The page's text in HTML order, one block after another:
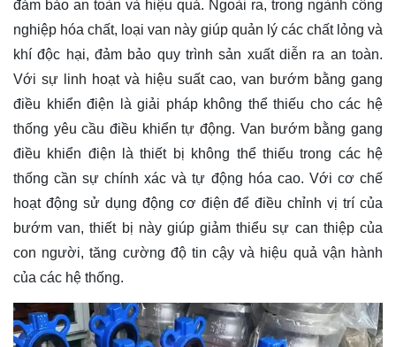
đảm bảo an toàn và hiệu quả. Ngoài ra, trong ngành công
nghiệp hóa chất, loại van này giúp quản lý các chất lỏng và
khí độc hại, đảm bảo quy trình sản xuất diễn ra an toàn.
Với sự linh hoạt và hiệu suất cao, van bướm bằng gang
điều khiển điện là giải pháp không thể thiếu cho các hệ
thống yêu cầu điều khiển tự động. Van bướm bằng gang
điều khiển điện là thiết bị không thể thiếu trong các hệ
thống cần sự chính xác và tự động hóa cao. Với cơ chế
hoạt động sử dụng động cơ điện để điều chỉnh vị trí của
bướm van, thiết bị này giúp giảm thiểu sự can thiệp của
con người, tăng cường độ tin cậy và hiệu quả vận hành
của các hệ thống.